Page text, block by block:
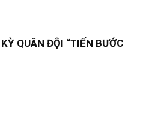
QUÂN ĐỘI “TIẾN BƯỚC